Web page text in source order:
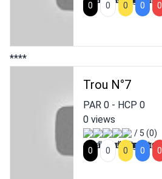
0
0 0 0 0
****
Trou N°7
PAR 0- HCP 0
0 views
/ 5 (0)
0
0 0 0 0